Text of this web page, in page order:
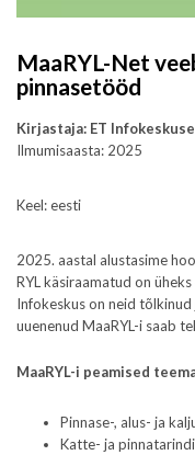
MaaRYL-Net
pinnasetööd
Kirjastaja: ET Infokeskuse
Ilmumisaasta: 2025
Keel: eesti
2025. aastal alustasime
RYL käsiraamatud on
Infokeskus on neid tõlkinud
uuenenud MaaRYL-i saab
MaaRYL-i peamised
Pinnase-, alus- ja
Katte- ja